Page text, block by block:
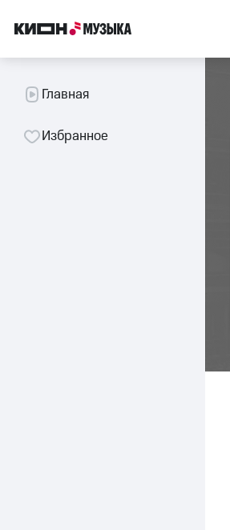
Главная
Избранное